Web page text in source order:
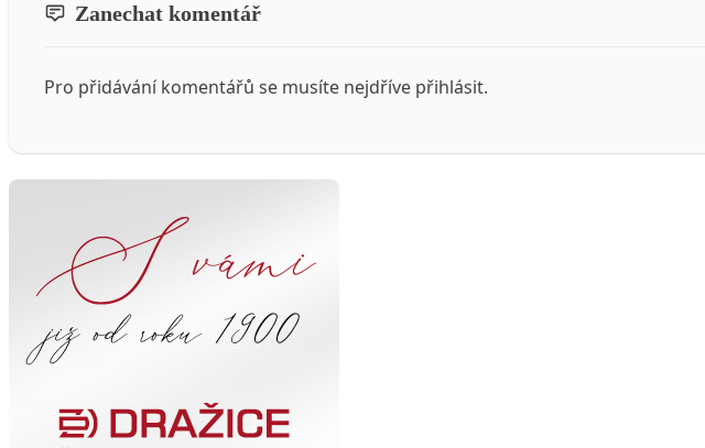
Zanechat komentář
Pro přidávání komentářů se musíte nejdříve přihlásit.